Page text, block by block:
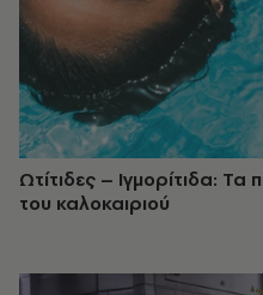
Ωτίτιδες – Ιγμορίτιδα:
του καλοκαιριού